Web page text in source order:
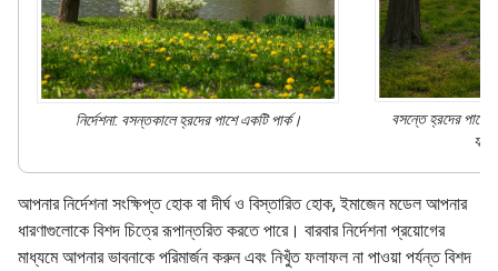
নির্দেশনা: বসন্তকালে হ্রদের পাশে একটি পার্ক।
বসন্তে হ্রদের পাশে
আপনার নির্দেশনা সংক্ষিপ্ত হোক বা দীর্ঘ ও বিস্তারিত হোক, ইমাজেন মডেল আপনার
ধারণাগুলোকে বিশদ চিত্রে রূপান্তরিত করতে পারে। বারবার নির্দেশনা প্রয়োগের
মাধ্যমে আপনার ভাবনাকে পরিমার্জন করুন এবং নিখুঁত ফলাফল না পাওয়া পর্যন্ত বিশদ